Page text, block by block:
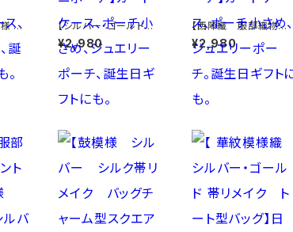
模様
】
に
【シルバー・ゴールド
華紋様 シルク帯リメ
イクミニポーチ】カード
ジュエリーポーチ、誕生
¥2,980
【西陣織 服部織物
花模様 帯リメイクミニ
ポーチ】カードケース、
ーポーチ。誕生日ギフト
¥2,980